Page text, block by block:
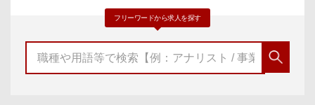
フリーワードから求人を探す